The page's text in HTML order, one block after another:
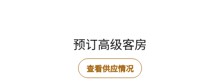
预订高级客房
查看供应情况